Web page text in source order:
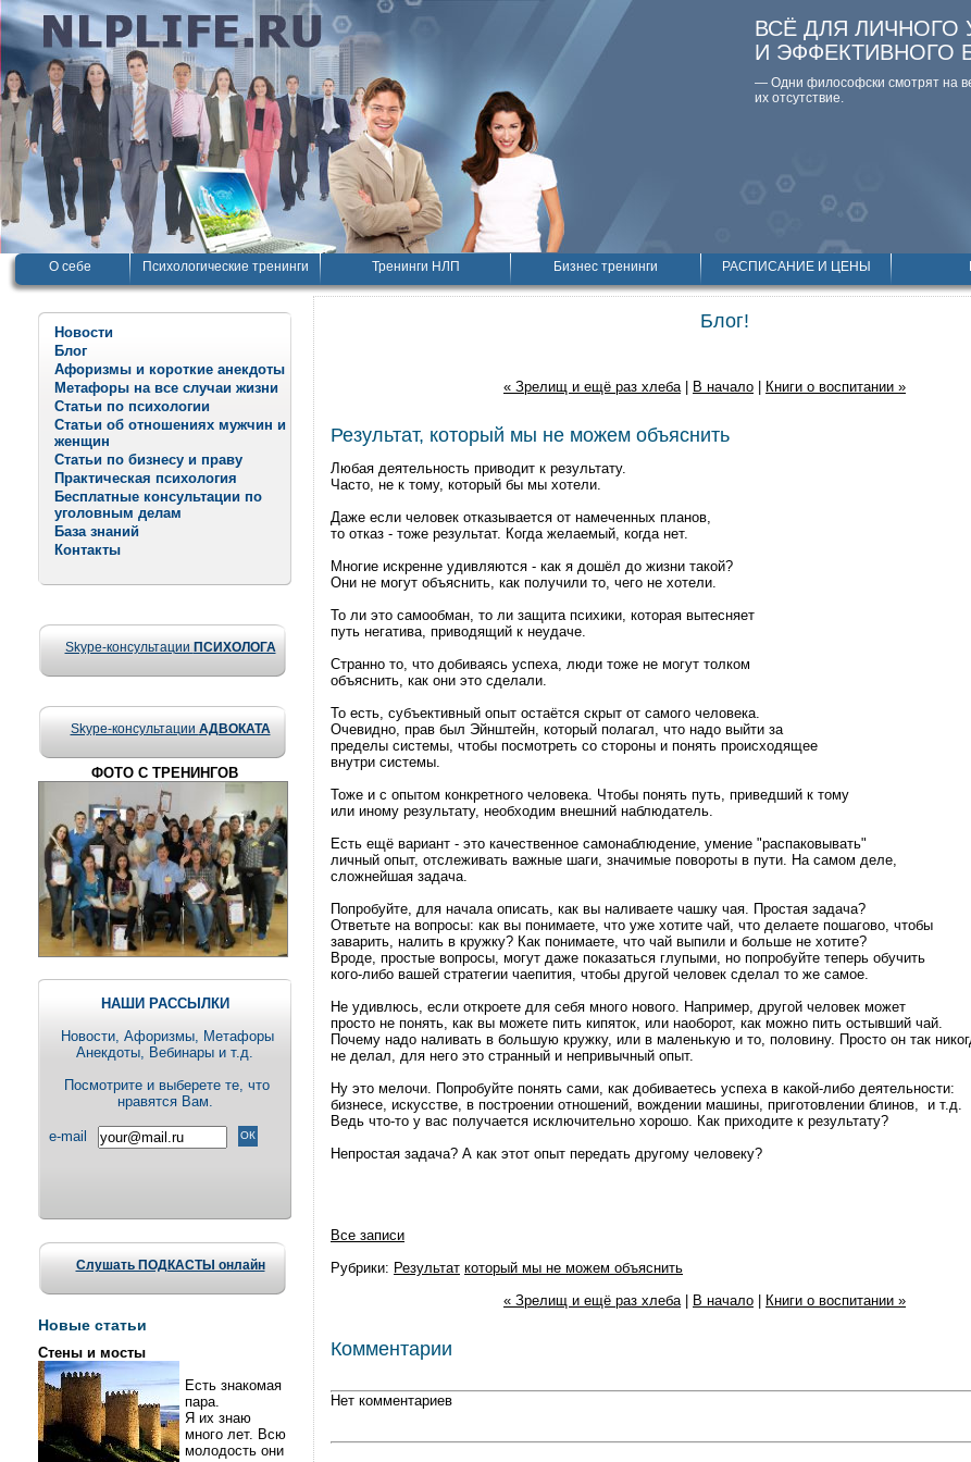
ВСЁ ДЛЯ ЛИЧНОГО
И ЭФФЕКТИВНОГО
— Одни философски смотpят на
их отсутствие.
О себе Психологические тренинги Тренинги НЛП Бизнес тренинги РАСПИСАНИЕ И ЦЕНЫ
Новости
Блог
Афоризмы и короткие анекдоты
Метафоры на все случаи жизни
Статьи по психологии
Статьи об отношениях мужчин и
женщин
Статьи по бизнесу и праву
Практическая психология
Бесплатные консультации по
уголовным делам
База знаний
Контакты
Skype-консультации ПСИХОЛОГА
Skype-консультации АДВОКАТА
ФОТО С ТРЕНИНГОВ
НАШИ РАССЫЛКИ
Новости, Aфоризмы, Метафоры
Анекдоты, Вебинары и т.д.
Посмотрите и выберете те, что
нравятся Вам.
e-mail
Слушать ПОДКАСТЫ онлайн
Новые статьи
Стены и мосты
Есть знакомая
пара.
Я их знаю
много лет. Всю
молодость они
Блог!
« Зрелищ и ещё раз хлеба| В начало Книги о воспитании »
Результат, который мы не можем объяснить
Любая деятельность приводит к результату.
Часто, не к тому, который бы мы хотели.
Даже если человек отказывается от намеченных планов,
то отказ - тоже результат. Когда желаемый, когда нет.
Многие искренне удивляются - как я дошёл до жизни такой?
Они не могут объяснить, как получили то, чего не хотели.
То ли это самообман, то ли защита психики, которая вытесняет
путь негатива, приводящий к неудаче.
Странно то, что добиваясь успеха, люди тоже не могут толком
объяснить, как они это сделали.
То есть, субъективный опыт остаётся скрыт от самого человека.
Очевидно, прав был Эйнштейн, который полагал, что надо выйти за
пределы системы, чтобы посмотреть со стороны и понять происходящее
внутри системы.
Тоже и с опытом конкретного человека. Чтобы понять путь, приведший к тому
или иному результату, необходим внешний наблюдатель.
Есть ещё вариант - это качественное самонаблюдение, умение "распаковывать"
личный опыт, отслеживать важные шаги, значимые повороты в пути. На самом деле,
сложнейшая задача.
Попробуйте, для начала описать, как вы наливаете чашку чая. Простая задача?
Ответьте на вопросы: как вы понимаете, что уже хотите чай, что делаете пошагово, чтобы
заварить, налить в кружку? Как понимаете, что чай выпили и больше не хотите?
Вроде, простые вопросы, могут даже показаться глупыми, но попробуйте теперь обучить
кого-либо вашей стратегии чаепития, чтобы другой человек сделал то же самое.
Не удивлюсь, если откроете для себя много нового. Например, другой человек может
просто не понять, как вы можете пить кипяток, или наоборот, как можно пить остывший чай.
Почему надо наливать в большую кружку, или в маленькую и то, половину. Просто он так
не делал, для него это странный и непривычный опыт.
Ну это мелочи. Попробуйте понять сами, как добиваетесь успеха в какой-либо деятельности:
бизнесе, искусстве, в построении отношений, вождении машины, приготовлении блинов, и т.д.
Ведь что-то у вас получается исключительно хорошо. Как приходите к результату?
Непростая задача? А как этот опыт передать другому человеку?
Все записи
Рубрики: Результат который мы не можем объяснить
« Зрелищ и ещё раз хлеба| В начало Книги о воспитании »
Комментарии
Нет комментариев